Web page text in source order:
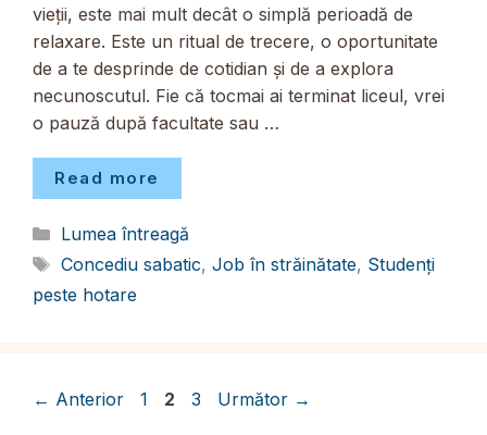
vieții, este mai mult decât o simplă perioadă de
relaxare. Este un ritual de trecere, o oportunitate
de a te desprinde de cotidian și de a explora
necunoscutul. Fie că tocmai ai terminat liceul, vrei
o pauză după facultate sau …
Read more
Categorii
Lumea întreagă
Etichete
Concediu sabatic, Job în străinătate, Studenți
peste hotare
← Anterior Pagina
1 Pagina
2 Pagina
3 Următor →